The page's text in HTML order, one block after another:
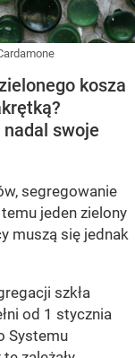
kosza
nadal swoje
segregowanie
jeden zielony
muszą się jednak
szkła
od 1 stycznia
Systemu